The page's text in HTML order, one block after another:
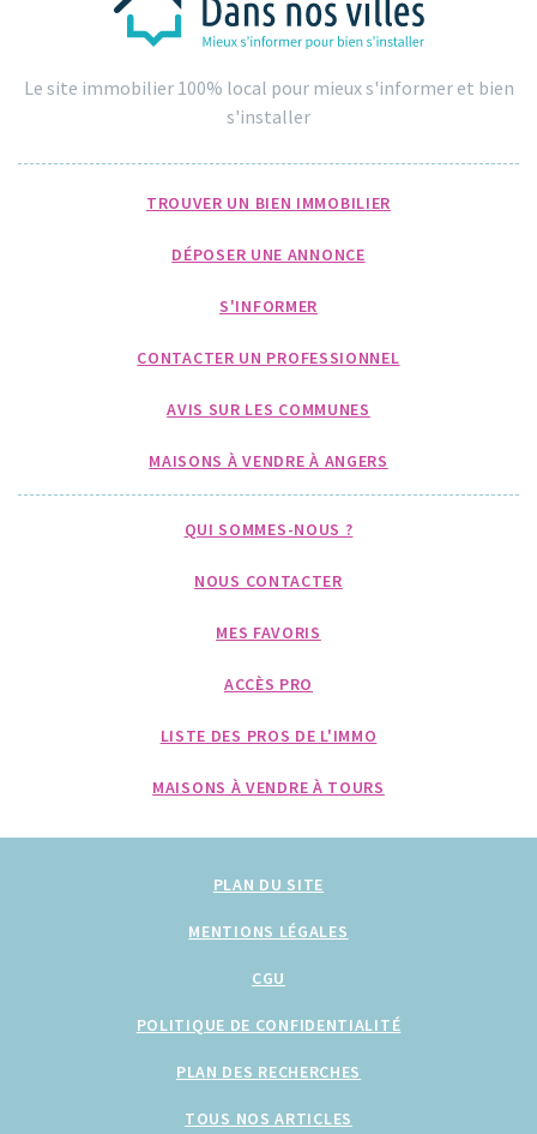
Le site immobilier 100% local pour mieux s'informer et bien
s'installer
TROUVER UN BIEN IMMOBILIER
DÉPOSER UNE ANNONCE
S'INFORMER
CONTACTER UN PROFESSIONNEL
AVIS SUR LES COMMUNES
MAISONS À VENDRE À ANGERS
QUI SOMMES-NOUS ?
NOUS CONTACTER
MES FAVORIS
ACCÈS PRO
LISTE DES PROS DE L'IMMO
MAISONS À VENDRE À TOURS
PLAN DU SITE
MENTIONS LÉGALES
CGU
POLITIQUE DE CONFIDENTIALITÉ
PLAN DES RECHERCHES
TOUS NOS ARTICLES